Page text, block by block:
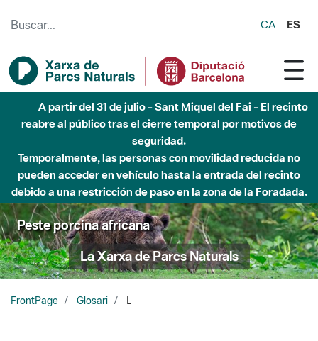
CA ES
A partir del 31 de julio - Sant Miquel del Fai - El recinto
reabre al público tras el cierre temporal por motivos de
seguridad.
Temporalmente, las personas con movilidad reducida no
pueden acceder en vehículo hasta la entrada del recinto
debido a una restricción de paso en la zona de la Foradada.
Peste porcina africana
La Xarxa de Parcs Naturals
FrontPage Glosari L